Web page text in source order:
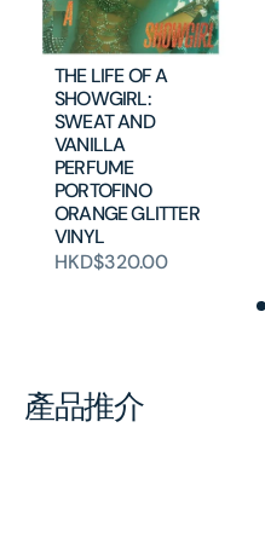
THE LIFE OF A
SHOWGIRL:
SWEAT AND
VANILLA
PERFUME
PORTOFINO
ORANGE GLITTER
VINYL
HKD$320.00
產品推介